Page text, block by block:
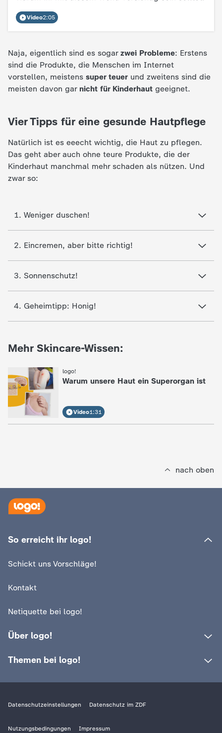
c
c
d
e
D
Video2:05
Naja, eigentlich sind es sogar zwei Probleme: Erstens
sind die Produkte, die Menschen im Internet
vorstellen, meistens super teuer und zweitens sind die
meisten davon gar nicht für Kinderhaut geeignet.
Vier Tipps für eine gesunde Hautpflege
Natürlich ist es eeecht wichtig, die Haut zu pflegen.
Das geht aber auch ohne teure Produkte, die der
Kinderhaut manchmal mehr schaden als nützen. Und
zwar so:
1. Weniger duschen!
2. Eincremen, aber bitte richtig!
3. Sonnenschutz!
4. Geheimtipp: Honig!
Mehr Skincare-Wissen:
logo!
: Warum unsere Haut ein Superorgan ist
Video1:31
nach oben
So erreicht ihr logo!
Schickt uns Vorschläge!
Kontakt
Netiquette bei logo!
Über logo!
Themen bei logo!
Datenschutzeinstellungen Datenschutz im ZDF
Nutzungsbedingungen Impressum